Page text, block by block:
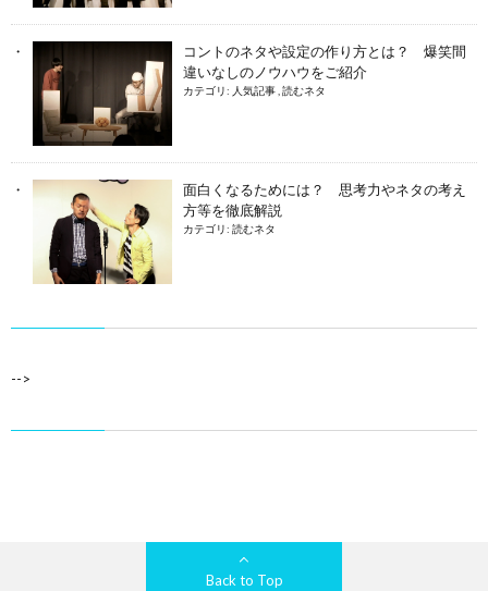
コントのネタや設定の作り方とは？ 爆笑間
違いなしのノウハウをご紹介
カテゴリ: 人気記事 読むネタ
面白くなるためには？ 思考力やネタの考え
方等を徹底解説
カテゴリ: 読むネタ
-->
Back to Top